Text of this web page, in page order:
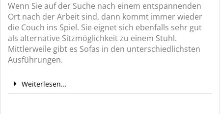
Wenn Sie auf der Suche nach einem entspannenden
Ort nach der Arbeit sind, dann kommt immer wieder
die Couch ins Spiel. Sie eignet sich ebenfalls sehr gut
als alternative Sitzmöglichkeit zu einem Stuhl.
Mittlerweile gibt es Sofas in den unterschiedlichsten
Ausführungen.
Weiterlesen...